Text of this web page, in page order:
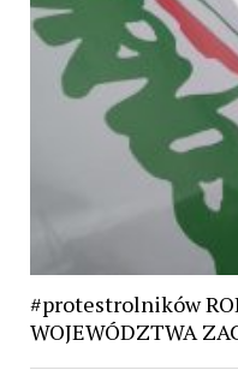
#protestrolników
WOJEWÓDZTWA